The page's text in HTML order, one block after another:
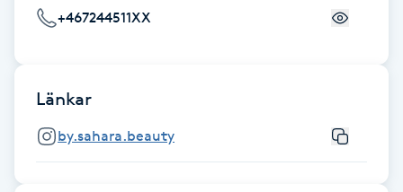
Hudföryngring
Hudvård
Hyaluronsyra
+467244511XX
Länkar
by.sahara.beauty